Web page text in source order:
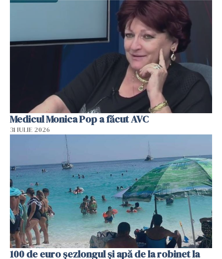
Medicul Monica Pop a făcut AVC
31 IULIE 2026
100 de euro șezlongul și apă de la robinet la